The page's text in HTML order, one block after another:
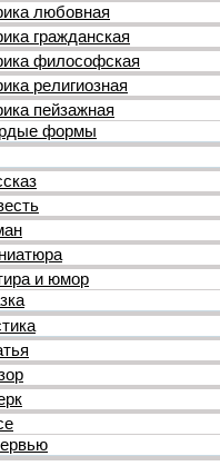
любовная
гражданская
философская
религиозная
пейзажная
формы
и юмор